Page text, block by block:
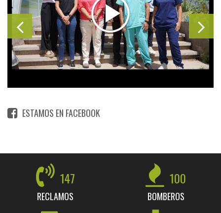
ESTAMOS EN FACEBOOK
147
RECLAMOS
100
BOMBEROS